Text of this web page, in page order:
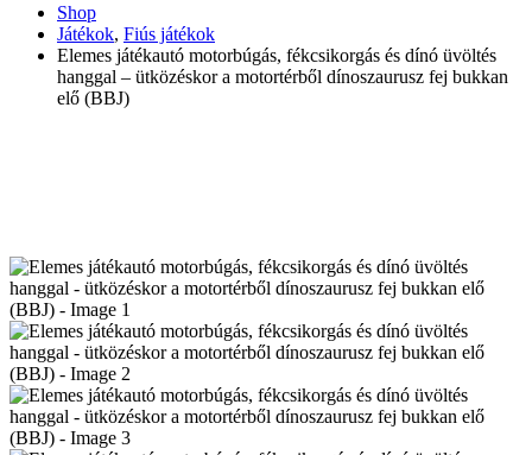
Shop
Játékok, Fiús játékok
Elemes játékautó motorbúgás, fékcsikorgás és dínó üvöltés
hanggal – ütközéskor a motortérből dínoszaurusz fej bukkan
elő (BBJ)